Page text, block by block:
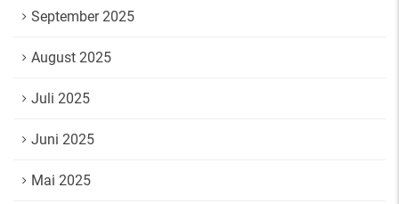
September 2025
August 2025
Juli 2025
Juni 2025
Mai 2025